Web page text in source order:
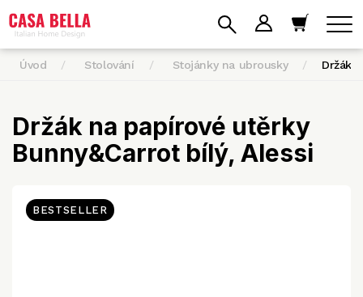
Úvod Stolování Stojánky na ubrousky Držák
Držák na papírové utěrky
Bunny&Carrot bílý, Alessi
BESTSELLER